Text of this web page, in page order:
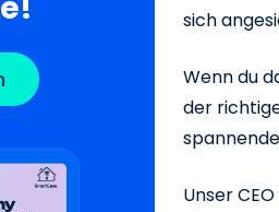
sich
Wenn du
der
Unser